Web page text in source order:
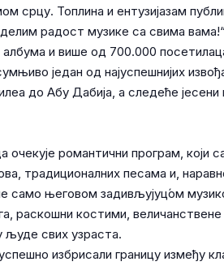
срцу. Топлина и ентузијазам
радост музике са свима
и више од 700.000
један од најуспешнијих
до Абу Дабија, а следеће јесени
очекује романтични програм, који
традиционалних песама и,
само његовом задивљујуц́ом
раскошни костими,
људе свих узраста.
избрисали границу између